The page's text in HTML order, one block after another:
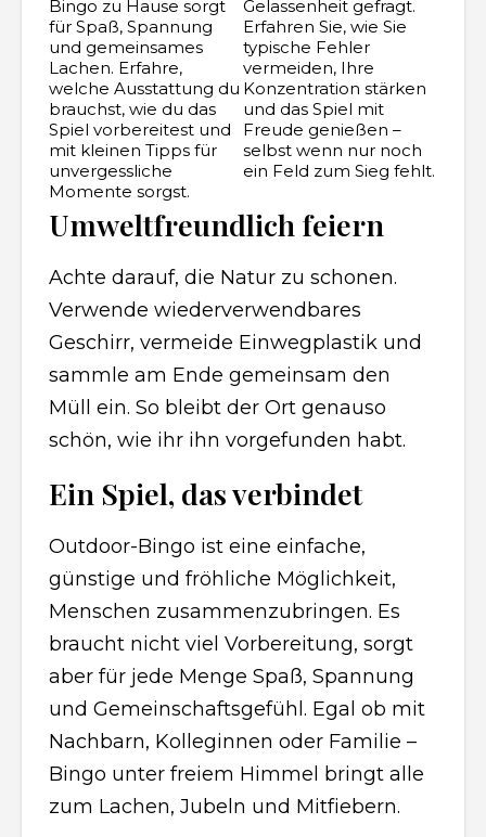
Bingo zu Hause sorgt
für Spaß, Spannung
und gemeinsames
Lachen. Erfahre,
welche Ausstattung du
brauchst, wie du das
Spiel vorbereitest und
mit kleinen Tipps für
unvergessliche
Momente sorgst.
Gelassenheit gefragt.
Erfahren Sie, wie Sie
typische Fehler
vermeiden, Ihre
Konzentration stärken
und das Spiel mit
Freude genießen –
selbst wenn nur noch
ein Feld zum Sieg fehlt.
Umweltfreundlich feiern
Achte darauf, die Natur zu schonen.
Verwende wiederverwendbares
Geschirr, vermeide Einwegplastik und
sammle am Ende gemeinsam den
Müll ein. So bleibt der Ort genauso
schön, wie ihr ihn vorgefunden habt.
Ein Spiel, das verbindet
Outdoor-Bingo ist eine einfache,
günstige und fröhliche Möglichkeit,
Menschen zusammenzubringen. Es
braucht nicht viel Vorbereitung, sorgt
aber für jede Menge Spaß, Spannung
und Gemeinschaftsgefühl. Egal ob mit
Nachbarn, Kolleginnen oder Familie –
Bingo unter freiem Himmel bringt alle
zum Lachen, Jubeln und Mitfiebern.